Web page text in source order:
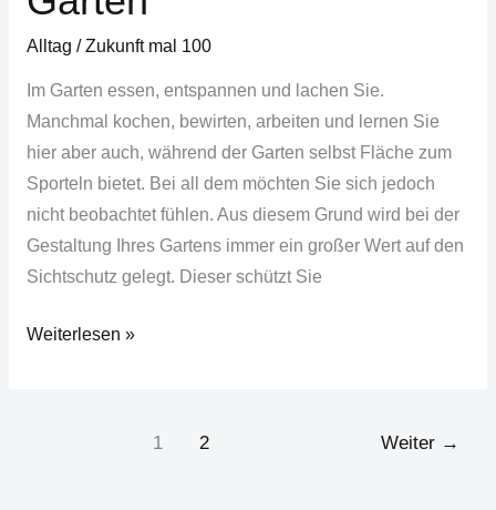
Alltag /Zukunft mal 100
Im Garten essen, entspannen und lachen Sie.
Manchmal kochen, bewirten, arbeiten und lernen Sie
hier aber auch, während der Garten selbst Fläche zum
Sporteln bietet. Bei all dem möchten Sie sich jedoch
nicht beobachtet fühlen. Aus diesem Grund wird bei der
Gestaltung Ihres Gartens immer ein großer Wert auf den
Sichtschutz gelegt. Dieser schützt Sie
Weiterlesen »
1 2 Weiter →